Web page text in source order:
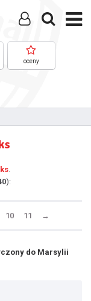
oceny
.
):
10 11 →
do Marsylii